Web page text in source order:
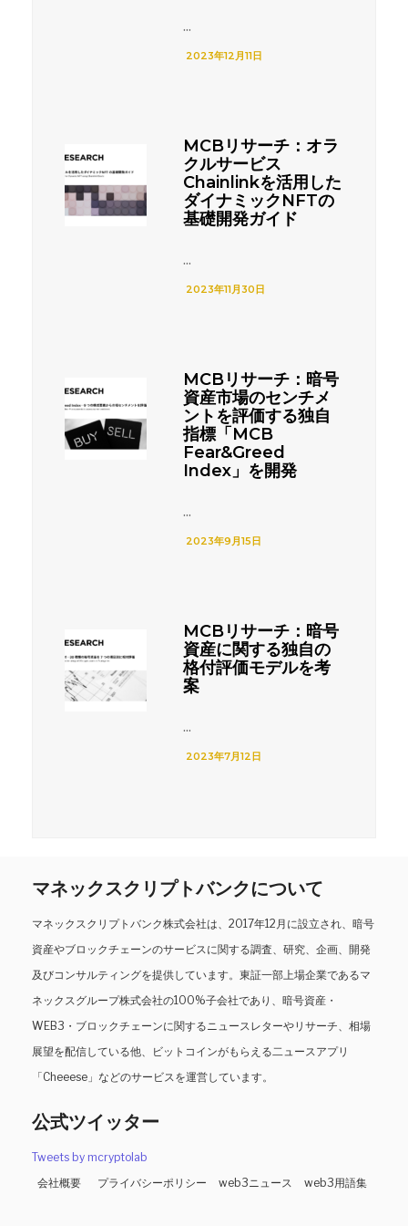
...
2023年12月11日
MCBリサーチ：オラ
クルサービス
Chainlinkを活用した
ダイナミックNFTの
基礎開発ガイド
...
2023年11月30日
MCBリサーチ：暗号
資産市場のセンチメ
ントを評価する独自
指標「MCB
Fear&Greed
Index」を開発
...
2023年9月15日
MCBリサーチ：暗号
資産に関する独自の
格付評価モデルを考
案
...
2023年7月12日
マネックスクリプトバンクについて
マネックスクリプトバンク株式会社は、2017年12月に設立され、暗号
資産やブロックチェーンのサービスに関する調査、研究、企画、開発
及びコンサルティングを提供しています。東証一部上場企業であるマ
ネックスグループ株式会社の100%子会社であり、暗号資産・
WEB3・ブロックチェーンに関するニュースレターやリサーチ、相場
展望を配信している他、ビットコインがもらえる二ュースアプリ
「Cheeese」などのサービスを運営しています。
公式ツイッター
Tweets by mcryptolab
会社概要
プライバシーポリシー web3ニュース web3用語集